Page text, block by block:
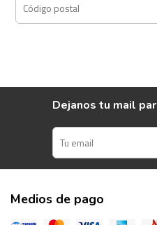
Dejanos tu mail
Medios de pago